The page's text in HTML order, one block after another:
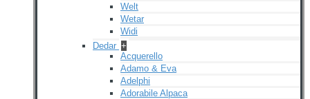
Welt
Wetar
Widi
Dedar +
Acquerello
Adamo & Eva
Adelphi
Adorabile Alpaca